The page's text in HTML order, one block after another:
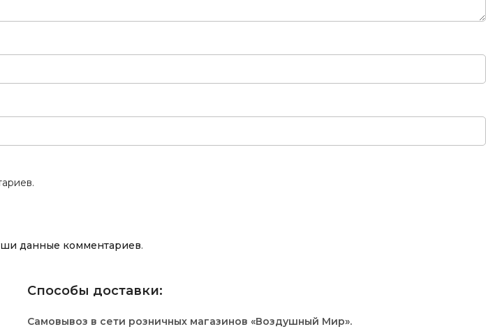
данные комментариев.
Способы доставки:
Самовывоз в сети розничных магазинов «Воздушный Мир».